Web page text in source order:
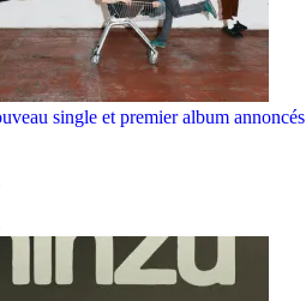
single et premier album annoncés